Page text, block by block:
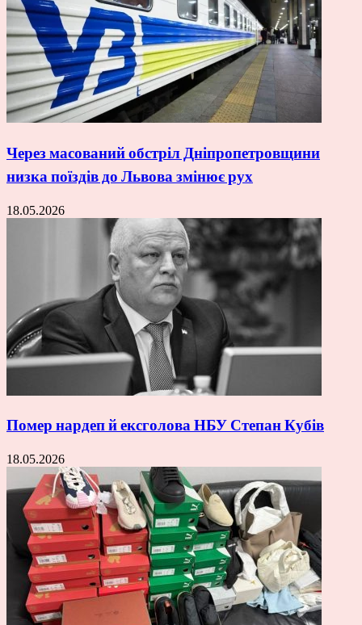
Через масований обстріл Дніпропетровщини
низка поїздів до Львова змінює рух
18.05.2026
Помер нардеп й ексголова НБУ Степан Кубів
18.05.2026